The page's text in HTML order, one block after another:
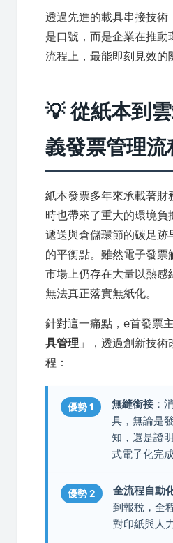
透過先進的載具串接技術
是口號，而是企業在推動
流程上，最能即刻見效的
💡 從紙本到
義發票管理流
紙本發票多年來承載著財
時也帶來了重大的環境
遞送與倉儲環節的碳足跡
的平衡點。雖然電子發票
市場上仍存在大量以熱感
無法真正落實無紙化。
針對這一痛點，e首發票
具管理 」，透過創新技
程：
優勢 1 無縫銜接 ：
具，無論是
知，還是證
式電子化完成
優勢 2 全流程自動
到報稅，全
對印紙與人